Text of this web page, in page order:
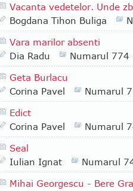
Vacanta vedetelor. Unde
Bogdana Tihon Buliga
Vara marilor absenti
Dia Radu
Numarul 774
Geta Burlacu
Corina Pavel
Numarul
Edict
Corina Pavel
Numarul
Seal
Iulian Ignat
Numarul
Mihai Georgescu - Bere